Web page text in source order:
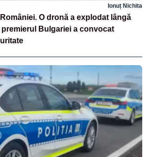
Ionuț Nichita
O dronă a explodat lângă
Bulgariei a convocat